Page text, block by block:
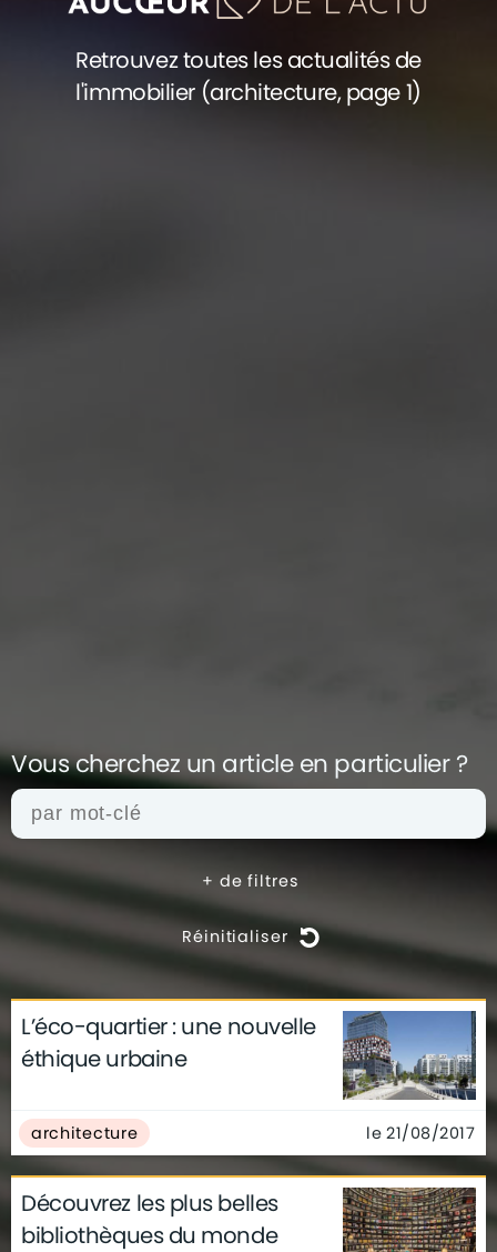
Retrouvez toutes les actualités de
l'immobilier (architecture, page 1)
Vous cherchez un article en particulier ?
+ de filtres
Réinitialiser
actualités architecture
archives
conseils
déco
gouvernement
technologie
L’éco-quartier : une nouvelle
éthique urbaine
architecture le 21/08/2017
Découvrez les plus belles
bibliothèques du monde